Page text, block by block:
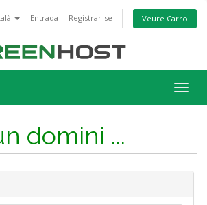
Entrada Registrar-se Veure Carro
domini ...